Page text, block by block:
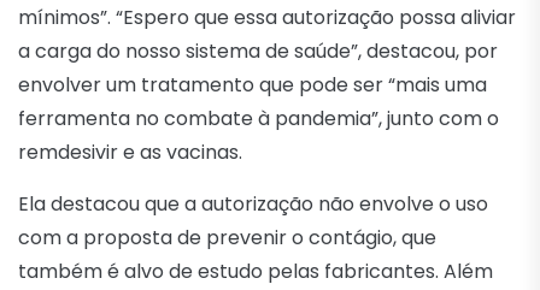
mínimos”. “Espero que essa autorização possa aliviar
a carga do nosso sistema de saúde”, destacou, por
envolver um tratamento que pode ser “mais uma
ferramenta no combate à pandemia”, junto com o
remdesivir e as vacinas.
Ela destacou que a autorização não envolve o uso
com a proposta de prevenir o contágio, que
também é alvo de estudo pelas fabricantes. Além